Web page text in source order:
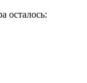
осталось: